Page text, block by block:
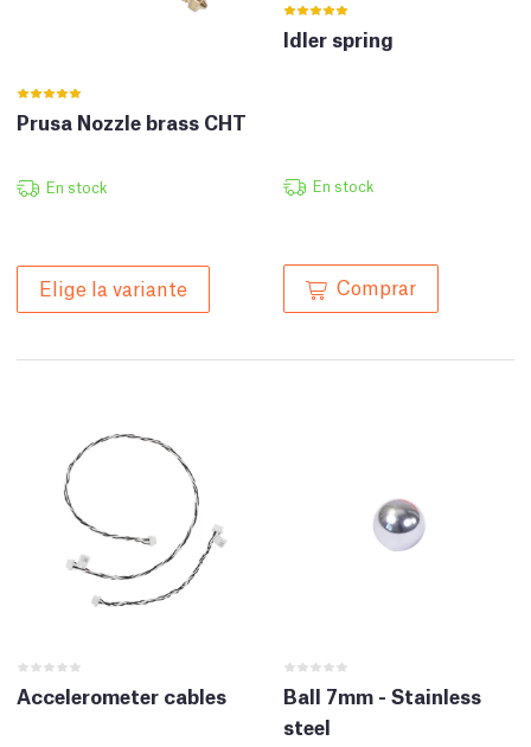
Prusa Nozzle brass CHT
En stock
Elige la variante
Idler spring
En stock
Comprar
Accelerometer cables
Ball 7mm - Stainless
steel